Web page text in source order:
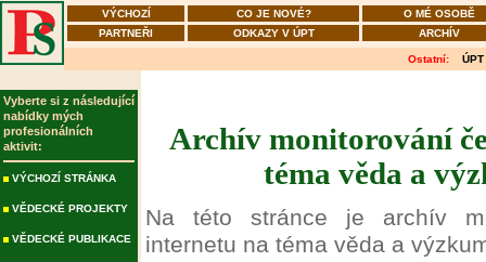
VÝCHOZÍ CO JE NOVÉ?
O MÉ OSOBĚ
PARTNEŘI
ODKAZY V ÚPT ARCHÍV
Ostatní: ÚPT
Vyberte si z následující
nabídky mých
profesionálních
aktivit:
VÝCHOZÍ STRÁNKA
VĚDECKÉ PROJEKTY
VĚDECKÉ PUBLIKACE
Archív monitorování
téma věda a
Na této stránce je archív
internetu na téma věda a